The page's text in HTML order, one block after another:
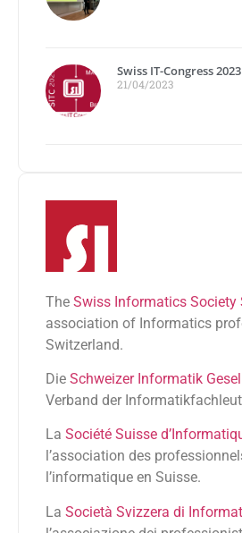
Swiss IT-Congress 2023
21/04/2023
The Swiss Informatics Society
association of Informatics
Switzerland.
Die Schweizer Informatik
Verband der
La Société Suisse
l’association des
l’informatique en Suisse.
La Società Svizzera di